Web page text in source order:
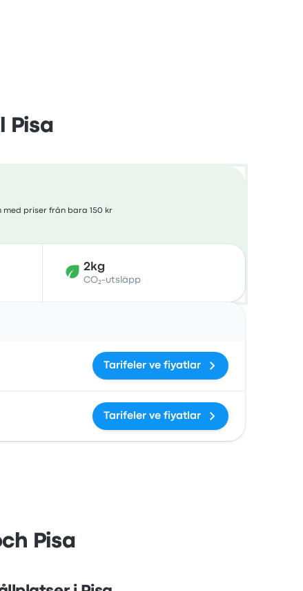
Pisa
med priser från bara 150 kr
2kg
CO₂-utsläpp
Tarifeler ve fiyatlar
Tarifeler ve fiyatlar
Pisa